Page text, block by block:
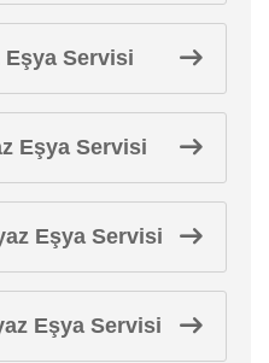
Eşya Servisi
Eşya Servisi
Eşya Servisi
Eşya Servisi